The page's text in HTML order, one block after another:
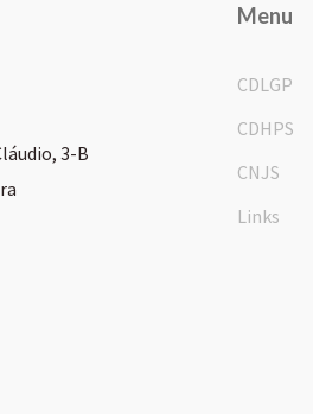
3-B
Menu
CDLGP
CDHPS
CNJS
Links